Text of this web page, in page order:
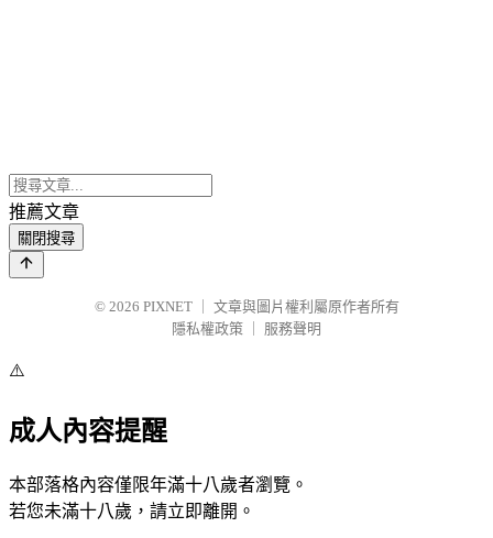
推薦文章
關閉搜尋
© 2026 PIXNET
文章與圖片權利屬原作者所有
隱私權政策
服務聲明
⚠️
成人內容提醒
本部落格內容僅限年滿十八歲者瀏覽。
若您未滿十八歲，請立即離開。